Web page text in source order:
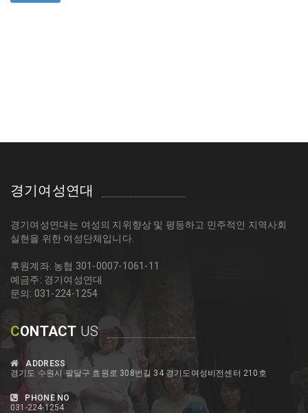
경기여성연대
경기여성연대는 여성의 지위향상 및 평등하고 민주적인 지역사회
실현을 위한 여성단체입니다.
후원계좌: 농협 301-0007-1061-11
예금주: 경기여성연대
문의: 031-224-1254
CONTACT US
ADDRESS
경기도 수원시 팔달구 효원로 308번길 34 경기도여성비전센터 210호
PHONE NO
031-224-1254